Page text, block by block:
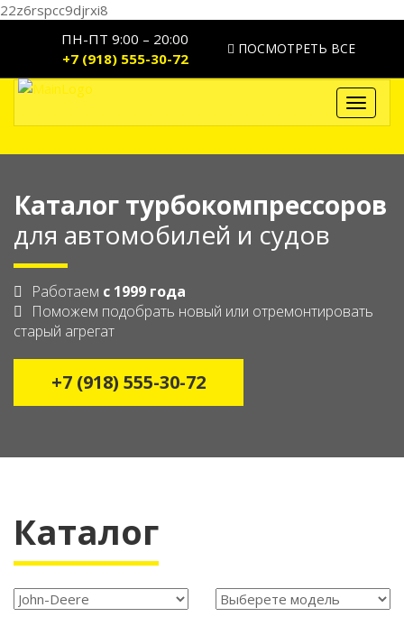
22z6rspcc9djrxi8
ПН-ПТ 9:00 – 20:00
+7 (918) 555-30-72
ПОСМОТРЕТЬ ВСЕ
Toggle
Каталог турбокомпрессоров
для автомобилей и судов
Работаем с 1999 года
Поможем подобрать новый или отремонтировать
старый агрегат
+7 (918) 555-30-72
Каталог